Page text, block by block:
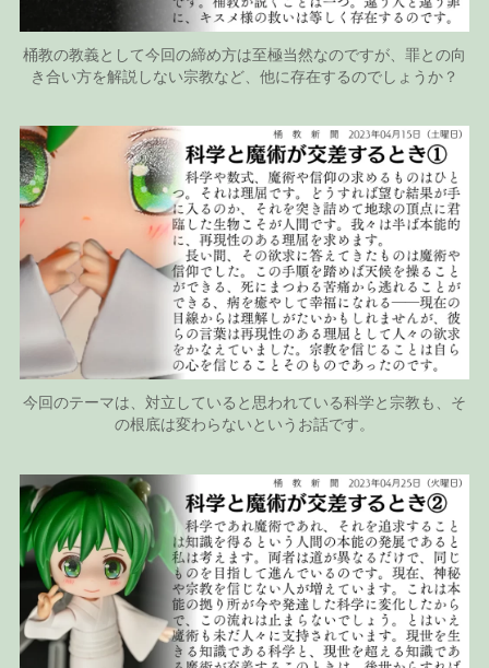
桶教の教義として今回の締め方は至極当然なのですが、罪との向
き合い方を解説しない宗教など、他に存在するのでしょうか？
今回のテーマは、対立していると思われている科学と宗教も、そ
の根底は変わらないというお話です。